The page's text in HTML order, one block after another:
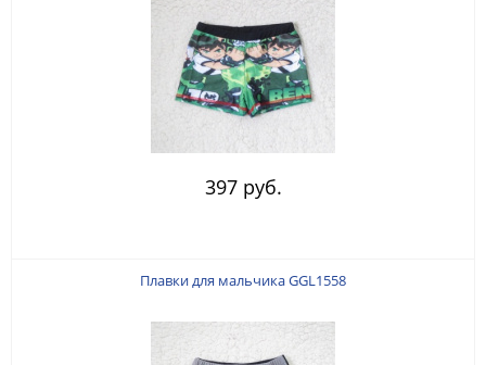
397 руб.
Плавки для мальчика GGL1558